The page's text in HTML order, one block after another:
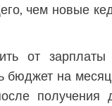
чем новые
от
бюджет на
получения